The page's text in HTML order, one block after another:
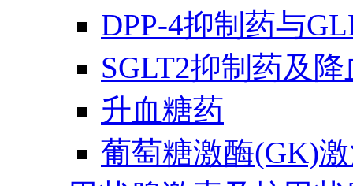
DPP-4抑制药与
SGLT2抑制药及
升血糖药
葡萄糖激酶(GK)